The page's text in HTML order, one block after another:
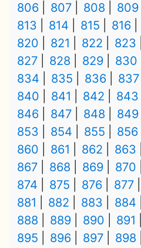
806
807 808 809
813
814 815 816
820
821 822 823
827
828 829 830
834
835 836 837
840
841 842 843
846
847 848 849
853
854 855 856
860
861 862 863
867
868 869 870
874
875 876 877
881
882 883 884
888
889 890 891
895
896 897 898